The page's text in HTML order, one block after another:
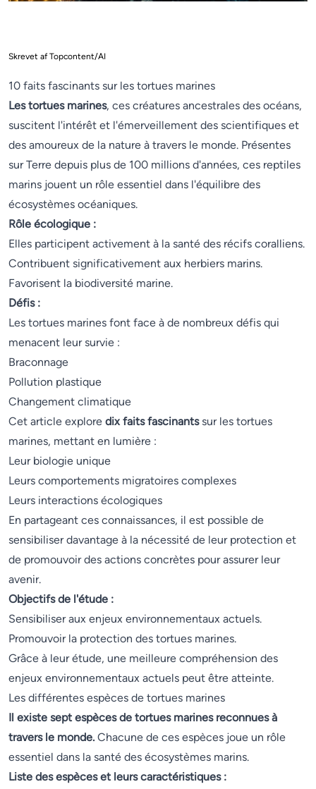
Skrevet af Topcontent/AI
10 faits fascinants sur les tortues marines
Les tortues marines, ces créatures ancestrales des océans,
suscitent l'intérêt et l'émerveillement des scientifiques et
des amoureux de la nature à travers le monde. Présentes
sur Terre depuis plus de 100 millions d'années, ces reptiles
marins jouent un rôle essentiel dans l'équilibre des
écosystèmes océaniques.
Rôle écologique :
Elles participent activement à la santé des récifs coralliens.
Contribuent significativement aux herbiers marins.
Favorisent la biodiversité marine.
Défis :
Les tortues marines font face à de nombreux défis qui
menacent leur survie :
Braconnage
Pollution plastique
Changement climatique
Cet article explore dix faits fascinantssur les tortues
marines, mettant en lumière :
Leur biologie unique
Leurs comportements migratoires complexes
Leurs interactions écologiques
En partageant ces connaissances, il est possible de
sensibiliser davantage à la nécessité de leur protection et
de promouvoir des actions concrètes pour assurer leur
avenir.
Objectifs de l'étude :
Sensibiliser aux enjeux environnementaux actuels.
Promouvoir la protection des tortues marines.
Grâce à leur étude, une meilleure compréhension des
enjeux environnementaux actuels peut être atteinte.
Les différentes espèces de tortues marines
Il existe sept espèces de tortues marines reconnues à
travers le monde. Chacune de ces espèces joue un rôle
essentiel dans la santé des écosystèmes marins.
Liste des espèces et leurs caractéristiques :